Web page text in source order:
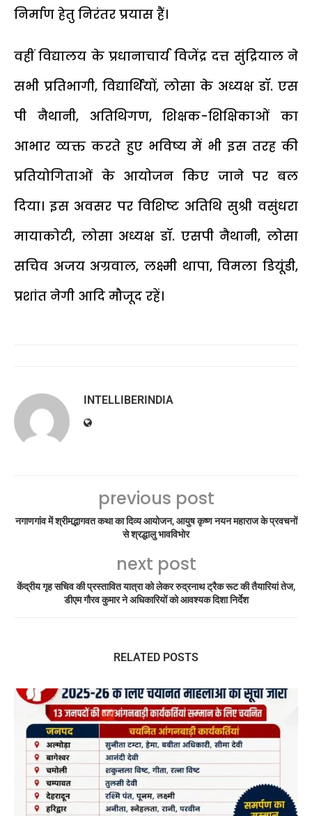
निर्माण हेतु निरंतर प्रयास हैं।
वहीं विद्यालय के प्रधानाचार्य विजेंद्र दत्त सुंद्रियाल ने
सभी प्रतिभागी, विद्यार्थियों, लोसा के अध्यक्ष डॉ. एस
पी नैथानी, अतिथिगण, शिक्षक-शिक्षिकाओं का
आभार व्यक्त करते हुए भविष्य में भी इस तरह की
प्रतियोगिताओं के आयोजन किए जाने पर बल
दिया। इस अवसर पर विशिष्ट अतिथि सुश्री वसुंधरा
मायाकोटी, लोसा अध्यक्ष डॉ. एसपी नैथानी, लोसा
सचिव अजय अग्रवाल, लक्ष्मी थापा, विमला डियूंडी,
प्रशांत नेगी आदि मौजूद रहें।
INTELLIBERINDIA
previous post
नगाणगांव में श्रीमद्भागवत कथा का दिव्य आयोजन, आयुष कृष्ण नयन महाराज के प्रवचनों
से श्रद्धालु भावविभोर
next post
केंद्रीय गृह सचिव की प्रस्तावित यात्रा को लेकर रुद्रनाथ ट्रैक रूट की तैयारियां तेज,
डीएम गौरव कुमार ने अधिकारियों को आवश्यक दिशा निर्देश
RELATED POSTS